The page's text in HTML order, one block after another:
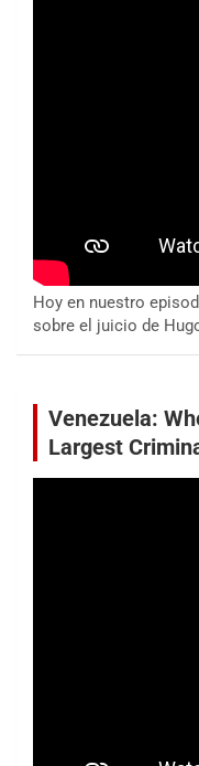
Hoy en nuestro
sobre el juicio de
Venezuela:
Largest